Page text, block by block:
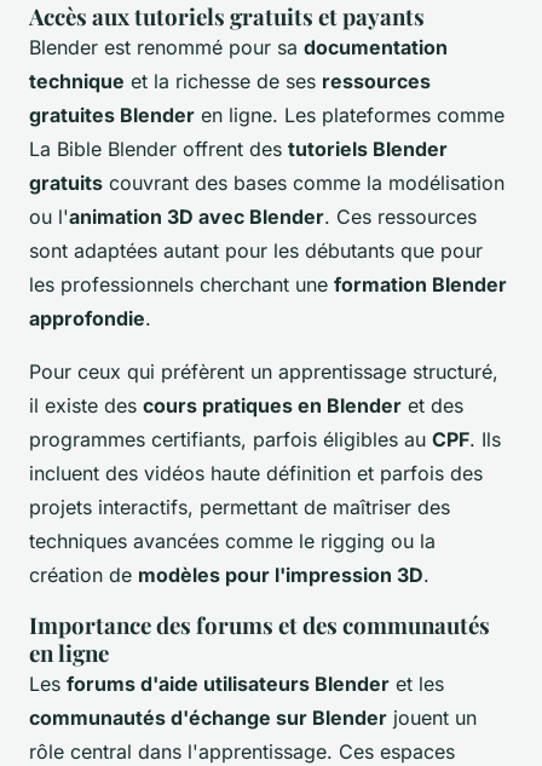
Accès aux tutoriels gratuits et payants
Blender est renommé pour sa documentation
technique et la richesse de ses ressources
gratuites Blender en ligne. Les plateformes comme
La Bible Blender offrent des tutoriels Blender
gratuits couvrant des bases comme la modélisation
ou l'animation 3D avec Blender. Ces ressources
sont adaptées autant pour les débutants que pour
les professionnels cherchant une formation Blender
approfondie.
Pour ceux qui préfèrent un apprentissage structuré,
il existe des cours pratiques en Blender et des
programmes certifiants, parfois éligibles au CPF. Ils
incluent des vidéos haute définition et parfois des
projets interactifs, permettant de maîtriser des
techniques avancées comme le rigging ou la
création de modèles pour l'impression 3D.
Importance des forums et des communautés
en ligne
Les forums d'aide utilisateurs Blender et les
communautés d'échange sur Blender jouent un
rôle central dans l'apprentissage. Ces espaces